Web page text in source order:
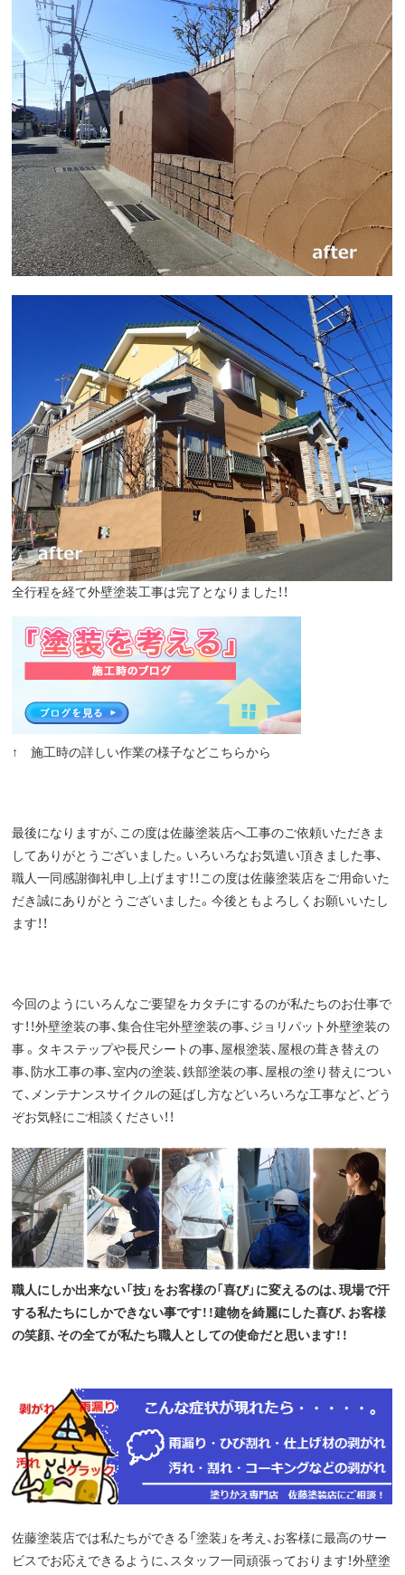
全行程を経て外壁塗装工事は完了となりました！！
↑ 施工時の詳しい作業の様子などこちらから
最後になりますが、この度は佐藤塗装店へ工事のご依頼いただきま
してありがとうございました。いろいろなお気遣い頂きました事、
職人一同感謝御礼申し上げます！！この度は佐藤塗装店をご用命いた
だき誠にありがとうございました。今後ともよろしくお願いいたし
ます！！
今回のようにいろんなご要望をカタチにするのが私たちのお仕事で
す！！外壁塗装の事、集合住宅外壁塗装の事、ジョリパット外壁塗装の
事 。タキステップや長尺シートの事、屋根塗装、屋根の葺き替えの
事、防水工事の事、室内の塗装、鉄部塗装の事、屋根の塗り替えについ
て、メンテナンスサイクルの延ばし方などいろいろな工事など、どう
ぞお気軽にご相談ください！！
職人にしか出来ない「技」をお客様の「喜び」に変えるのは、現場で汗
する私たちにしかできない事です！！建物を綺麗にした喜び、お客様
の笑顔、その全てが私たち職人としての使命だと思います！！
佐藤塗装店では私たちができる「塗装」を考え、お客様に最高のサー
ビスでお応えできるように、スタッフ一同頑張っております！外壁塗